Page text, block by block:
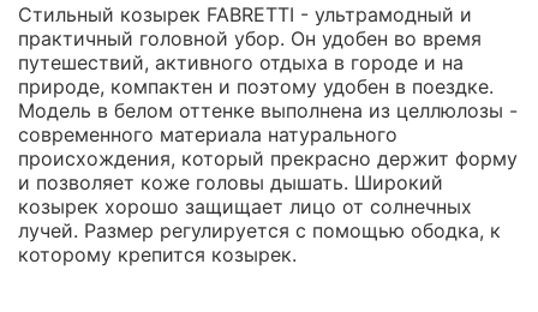
Стильный козырек FABRETTI - ультрамодный и
практичный головной убор. Он удобен во время
путешествий, активного отдыха в городе и на
природе, компактен и поэтому удобен в поездке.
Модель в белом оттенке выполнена из целлюлозы -
современного материала натурального
происхождения, который прекрасно держит форму
и позволяет коже головы дышать. Широкий
козырек хорошо защищает лицо от солнечных
лучей. Размер регулируется с помощью ободка, к
которому крепится козырек.